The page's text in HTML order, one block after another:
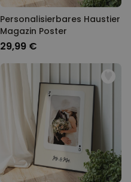
Personalisierbares Haustier
Magazin Poster
29,99 €